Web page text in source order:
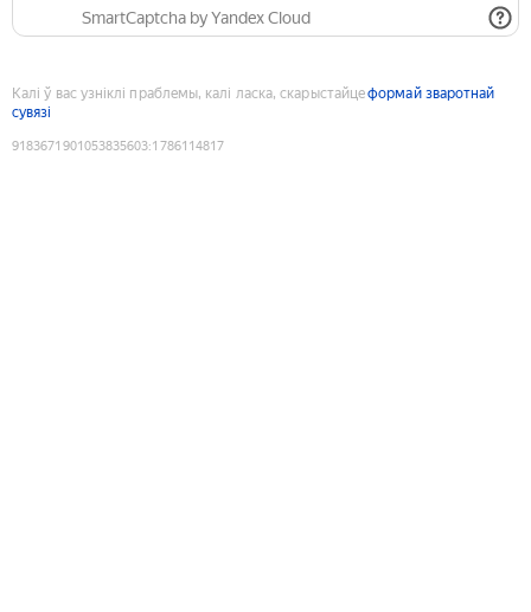
SmartCaptcha by Yandex Cloud
Калі ў вас узніклі праблемы, калі ласка, скарыстайцеформай зваротнай
сувязі
9183671901053835603:1786114817